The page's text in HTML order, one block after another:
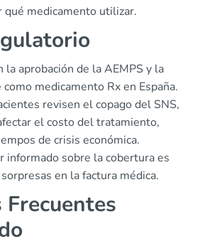
qué medicamento utilizar.
la aprobación de la AEMPS y la
medicamento Rx en España.
revisen el copago del SNS,
el costo del tratamiento,
de crisis económica.
informado sobre la cobertura es
en la factura médica.